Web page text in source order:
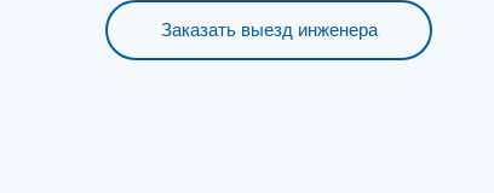
Заказать выезд инженера